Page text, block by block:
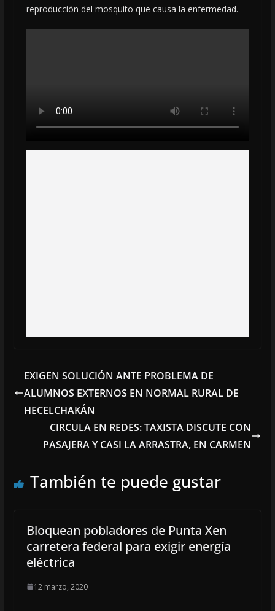
reproducción del mosquito que causa la enfermedad.
EXIGEN SOLUCIÓN ANTE PROBLEMA DE
ALUMNOS EXTERNOS EN NORMAL RURAL DE
HECELCHAKÁN
CIRCULA EN REDES: TAXISTA DISCUTE CON
PASAJERA Y CASI LA ARRASTRA, EN CARMEN
También te puede gustar
Bloquean pobladores de Punta Xen
carretera federal para exigir energía
eléctrica
12 marzo, 2020